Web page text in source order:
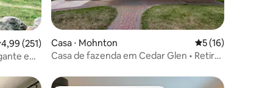
de uma avaliação média de 5, 251 avaliações
4,99 (251)
Casa ⋅ Mohnton 5 de uma
5 (16)
Casa de fazenda em Cedar Glen • Retiro